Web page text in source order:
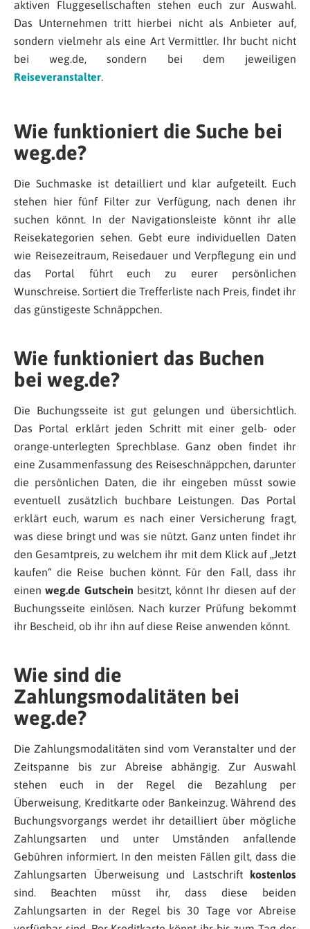
aktiven Fluggesellschaften stehen euch zur Auswahl.
Das Unternehmen tritt hierbei nicht als Anbieter auf,
sondern vielmehr als eine Art Vermittler. Ihr bucht nicht
bei weg.de, sondern bei dem jeweiligen
Reiseveranstalter.
Wie funktioniert die Suche bei
weg.de?
Die Suchmaske ist detailliert und klar aufgeteilt. Euch
stehen hier fünf Filter zur Verfügung, nach denen ihr
suchen könnt. In der Navigationsleiste könnt ihr alle
Reisekategorien sehen. Gebt eure individuellen Daten
wie Reisezeitraum, Reisedauer und Verpflegung ein und
das Portal führt euch zu eurer persönlichen
Wunschreise. Sortiert die Trefferliste nach Preis, findet ihr
das günstigeste Schnäppchen.
Wie funktioniert das Buchen
bei weg.de?
Die Buchungsseite ist gut gelungen und übersichtlich.
Das Portal erklärt jeden Schritt mit einer gelb- oder
orange-unterlegten Sprechblase. Ganz oben findet ihr
eine Zusammenfassung des Reiseschnäppchen, darunter
die persönlichen Daten, die ihr eingeben müsst sowie
eventuell zusätzlich buchbare Leistungen. Das Portal
erklärt euch, warum es nach einer Versicherung fragt,
was diese bringt und was sie nützt. Ganz unten findet ihr
den Gesamtpreis, zu welchem ihr mit dem Klick auf „Jetzt
kaufen“ die Reise buchen könnt. Für den Fall, dass ihr
einenweg.de Gutschein besitzt, könnt Ihr diesen auf der
Buchungsseite einlösen. Nach kurzer Prüfung bekommt
ihr Bescheid, ob ihr ihn auf diese Reise anwenden könnt.
Wie sind die
Zahlungsmodalitäten bei
weg.de?
Die Zahlungsmodalitäten sind vom Veranstalter und der
Zeitspanne bis zur Abreise abhängig. Zur Auswahl
stehen euch in der Regel die Bezahlung per
Überweisung, Kreditkarte oder Bankeinzug. Während des
Buchungsvorgangs werdet ihr detailliert über mögliche
Zahlungsarten und unter Umständen anfallende
Gebühren informiert. In den meisten Fällen gilt, dass die
Zahlungsarten Überweisung und Lastschrift
kostenlos
sind. Beachten müsst ihr, dass diese beiden
Zahlungsarten in der Regel bis 30 Tage vor Abreise